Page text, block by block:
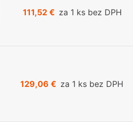
111,52 € za 1 ks bez DPH
129,06 € za 1 ks bez DPH